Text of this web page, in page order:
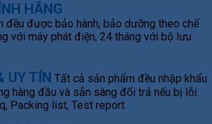
HÃNG
đều được bảo hành, bảo dưỡng theo chế
với máy phát điện, 24 tháng với bộ lưu
UY TÍN Tất cả sản phẩm đều nhập khẩu
hàng đầu và sẵn sàng đổi trả nếu bị lỗi.
Packing list, Test report.